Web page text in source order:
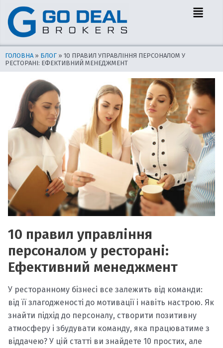
Перейти
до
вмісту
Menu
ГОЛОВНА » БЛОГ » 10 ПРАВИЛ УПРАВЛІННЯ ПЕРСОНАЛОМ У
РЕСТОРАНІ: ЕФЕКТИВНИЙ МЕНЕДЖМЕНТ
10 правил управління
персоналом у ресторані:
Ефективний менеджмент
У ресторанному бізнесі все залежить від команди:
від її злагодженості до мотивації і навіть настрою. Як
знайти підхід до персоналу, створити позитивну
атмосферу і збудувати команду, яка працюватиме з
віддачею? У цій статті ви знайдете 10 простих, але
Навігація
по
запису